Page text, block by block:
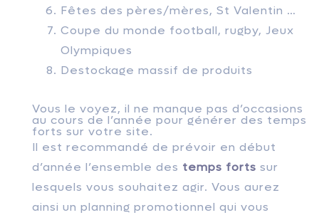
Fêtes des pères/mères, St Valentin …
Coupe du monde football, rugby, Jeux
Olympiques
Destockage massif de produits
Vous le voyez, il ne manque pas d’occasions
au cours de l’année pour générer des temps
forts sur votre site.
Il est recommandé de prévoir en début
d’année l’ensemble des temps forts sur
lesquels vous souhaitez agir. Vous aurez
ainsi un planning promotionnel qui vous